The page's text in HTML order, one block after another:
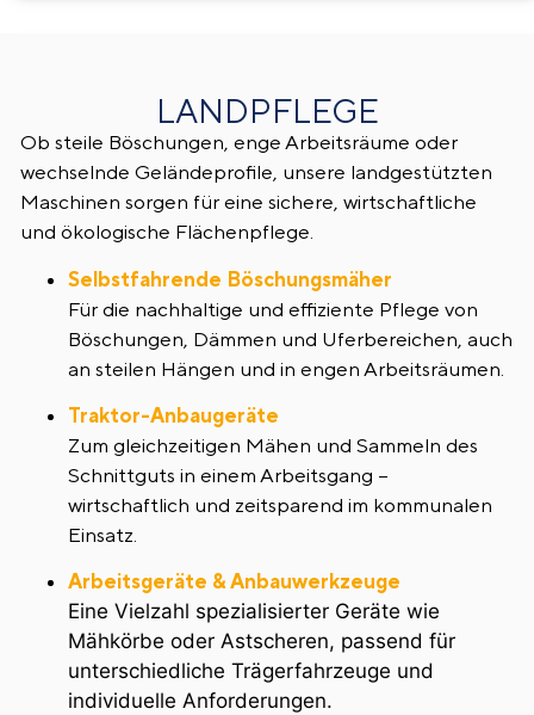
LANDPFLEGE
Ob steile Böschungen, enge Arbeitsräume oder
wechselnde Geländeprofile, unsere landgestützten
Maschinen sorgen für eine sichere, wirtschaftliche
und ökologische Flächenpflege.
Selbstfahrende Böschungsmäher
Für die nachhaltige und effiziente Pflege von
Böschungen, Dämmen und Uferbereichen, auch
an steilen Hängen und in engen Arbeitsräumen.
Traktor-Anbaugeräte
Zum gleichzeitigen Mähen und Sammeln des
Schnittguts in einem Arbeitsgang –
wirtschaftlich und zeitsparend im kommunalen
Einsatz.
Arbeitsgeräte & Anbauwerkzeuge
Eine Vielzahl spezialisierter Geräte wie
Mähkörbe oder Astscheren, passend für
unterschiedliche Trägerfahrzeuge und
individuelle Anforderungen.